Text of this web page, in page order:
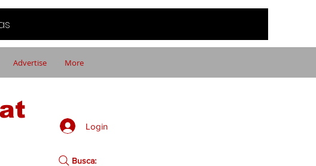
Advertise More
Login
Busca: